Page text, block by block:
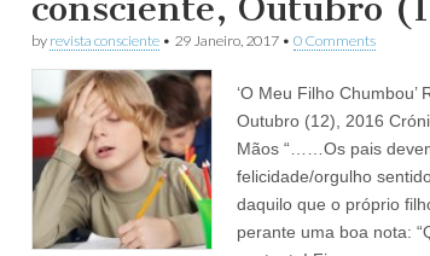
by revista consciente• 29 Janeiro, 2017• 0 Comments
‘O Meu Filho Chumbou’
Outubro (12), 2016
Mãos “……Os pais
felicidade/orgulho
daquilo que o próprio
perante uma boa nota: